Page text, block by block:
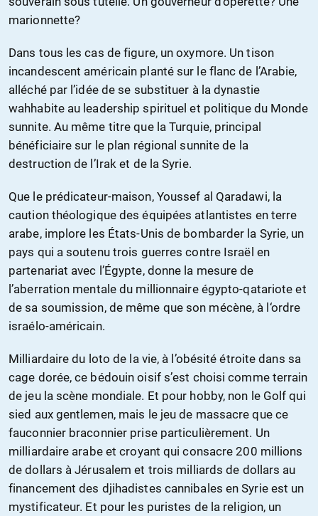
marionnette?
Dans tous les cas de figure, un oxymore. Un tison
incandescent américain planté sur le flanc de l’Arabie,
alléché par l’idée de se substituer à la dynastie
wahhabite au leadership spirituel et politique du Monde
sunnite. Au même titre que la Turquie, principal
bénéficiaire sur le plan régional sunnite de la
destruction de l’Irak et de la Syrie.
Que le prédicateur-maison, Youssef al Qaradawi, la
caution théologique des équipées atlantistes en terre
arabe, implore les États-Unis de bombarder la Syrie, un
pays qui a soutenu trois guerres contre Israël en
partenariat avec l’Égypte, donne la mesure de
l’aberration mentale du millionnaire égypto-qatariote et
de sa soumission, de même que son mécène, à l‘ordre
israélo-américain.
Milliardaire du loto de la vie, à l’obésité étroite dans sa
cage dorée, ce bédouin oisif s’est choisi comme terrain
de jeu la scène mondiale. Et pour hobby, non le Golf qui
sied aux gentlemen, mais le jeu de massacre que ce
fauconnier braconnier prise particulièrement. Un
milliardaire arabe et croyant qui consacre 200 millions
de dollars à Jérusalem et trois milliards de dollars au
financement des djihadistes cannibales en Syrie est un
mystificateur. Et pour les puristes de la religion, un